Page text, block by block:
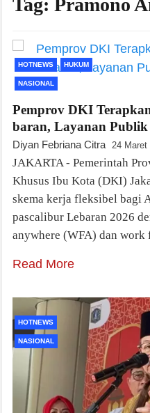
Tag: Pramono
HOTNEWS HUKUM
NASIONAL
Pemprov DKI
baran, Layanan Publik
Diyan Febriana Citra 24 Maret
JAKARTA - Pemerintah
Khusus Ibu Kota (DKI)
skema kerja fleksibel bagi
pascalibur Lebaran 2026
anywhere (WFA) dan
Read More
HOTNEWS
NASIONAL